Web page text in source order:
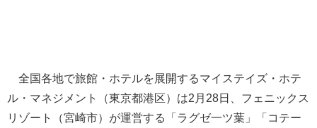
全国各地で旅館・ホテルを展開するマイステイズ・ホテ
ル・マネジメント（東京都港区）は2月28日、フェニックス
リゾート（宮崎市）が運営する「ラグゼ一ツ葉」「コテー